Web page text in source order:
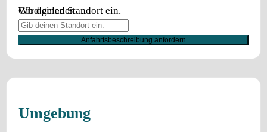
Wird geladen …
Gib deinen Standort ein.
Anfahrtsbeschreibung anfordern
Umgebung